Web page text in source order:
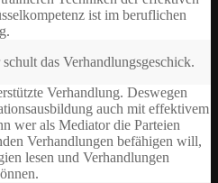
ist im beruflichen
das Verhandlungsgeschick.
Verhandlung. Deswegen
auch mit effektivem
wer als Mediator die Parteien
Verhandlungen befähigen will,
lesen und Verhandlungen